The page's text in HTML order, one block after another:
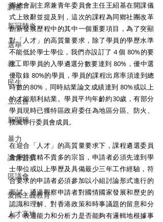
調查
新冠肺炎
選舉
義工
民生
立法會
新聞稿
暴力
議會監察
區議會
愛國主義教育
人才高地
團總會副主席兼青年委員會主任王紹基在開課儀
式上致辭並提及到，這次的課程為同鄉社團改革
創新發展歷程中的其中一個重要項目，為了突顯
對「人才」的高質量要求，除了學員的學歷水準
不能低於學士學位，我們亦設訂了 4 個 80%的要
求，即學員的入學遴選分數要達到 80%，優中選
優取錄 80%的學員，學員的課程出席率須達到總
時數的80%，同時結業論文成績達到 80%或以上
的才能順利結業。學員平均年齡約30歲，有部分
學員現時已獲特區政府委任為地區分區、防火、
撲滅罪行委員會成員。
在迎合「人才」的高質量要求下，課程遴選委員
會秉持貴精不貴多的宗旨，申請者必須先達到學
士學位或以上學歷及具備最少三年工作經驗，符
合要求的申請者必須參加以小組討論形式進行的
面試，通過觀察申請者對國情國家發展和歷史的
認識和理解、對香港政策和時事議題的留意和分
析、表達能力和分析力是否能夠有邏輯地根據事